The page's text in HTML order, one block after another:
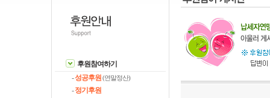
후원참여하기
-성공후원(연말정산)
-정기후원